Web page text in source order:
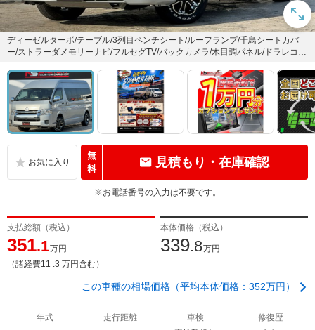
ディーゼルターボ/テーブル/3列目ベンチシート/ルーフランプ/千鳥シートカバ
ー/ストラーダメモリーナビ/フルセグTV/バックカメラ/木目調パネル/ドラレコ/E
無
料
見積もり・在庫確認
※お電話番号の入力は不要です。
支払総額（税込）
351.1万円
（諸経費11 .3 万円含む）
本体価格（税込）
339.8万円
この車種の相場価格（平均本体価格：352万円）
年式 走行距離
車検
修復歴